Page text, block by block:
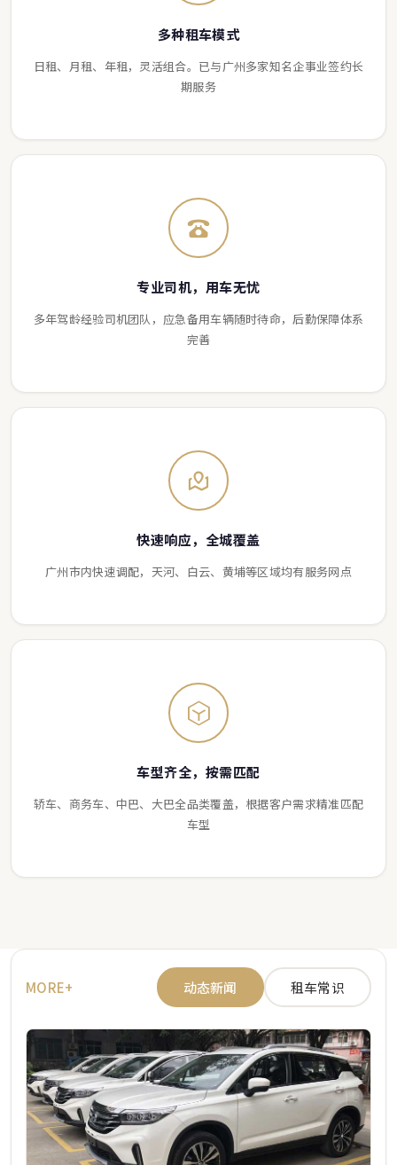
多种租车模式
日租、月租、年租，灵活组合。已与广州多家知名企事业签约长
期服务
专业司机，用车无忧
多年驾龄经验司机团队，应急备用车辆随时待命，后勤保障体系
完善
快速响应，全城覆盖
广州市内快速调配，天河、白云、黄埔等区域均有服务网点
车型齐全，按需匹配
轿车、商务车、中巴、大巴全品类覆盖，根据客户需求精准匹配
车型
MORE+ 动态新闻 租车常识